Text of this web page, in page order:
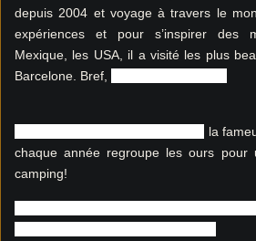
depuis 2004 et voyage à travers le
expériences et pour s’inspirer des
Mexique, les USA, il a visité les plus
Barcelone. Bref,
la
chaque année regroupe les ours pour
camping!